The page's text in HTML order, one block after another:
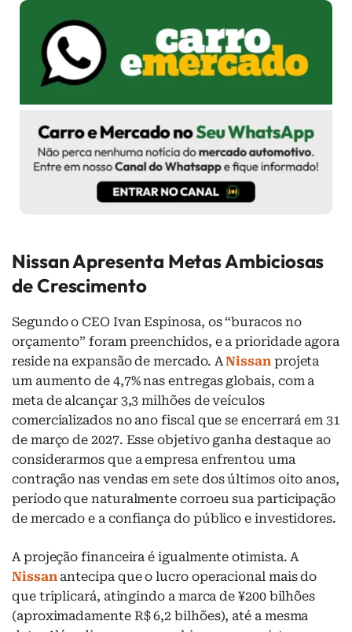
Nissan Apresenta Metas Ambiciosas
de Crescimento
Segundo o CEO Ivan Espinosa, os “buracos no
orçamento” foram preenchidos, e a prioridade agora
reside na expansão de mercado. ANissanprojeta
um aumento de 4,7% nas entregas globais, com a
meta de alcançar 3,3 milhões de veículos
comercializados no ano fiscal que se encerrará em 31
de março de 2027. Esse objetivo ganha destaque ao
considerarmos que a empresa enfrentou uma
contração nas vendas em sete dos últimos oito anos,
período que naturalmente corroeu sua participação
de mercado e a confiança do público e investidores.
A projeção financeira é igualmente otimista. A
Nissanantecipa que o lucro operacional mais do
que triplicará, atingindo a marca de ¥200 bilhões
(aproximadamente R$ 6,2 bilhões), até a mesma